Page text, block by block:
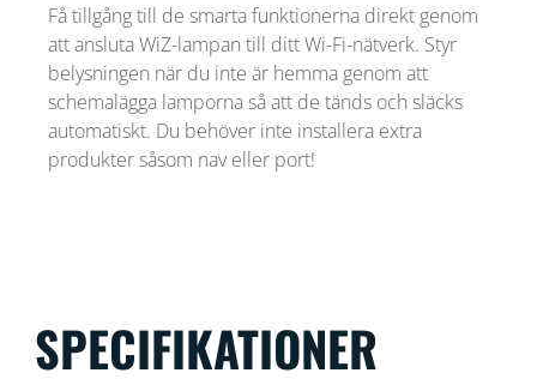
Få tillgång till de smarta funktionerna direkt genom
att ansluta WiZ-lampan till ditt Wi-Fi-nätverk. Styr
belysningen när du inte är hemma genom att
schemalägga lamporna så att de tänds och släcks
automatiskt. Du behöver inte installera extra
produkter såsom nav eller port!
SPECIFIKATIONER